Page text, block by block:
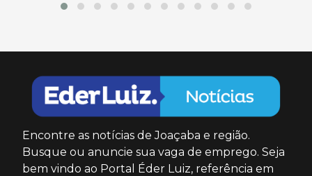
Encontre as notícias de Joaçaba e região.
Busque ou anuncie sua vaga de emprego. Seja
bem vindo ao Portal Éder Luiz, referência em